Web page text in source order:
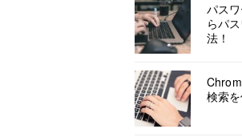
パス
らパ
法！
検索